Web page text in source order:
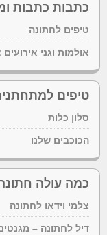
כתבות כתבות
טיפים לחתונה
אולמות וגני
טיפים
סלון כלות
הכוכבים שלנו
כמה עולה
צלמי וידאו לחתונה
דיל לחתונה –